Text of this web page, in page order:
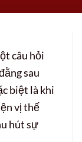
câu hỏi
sau
biệt là khi
vị thế
hút sự